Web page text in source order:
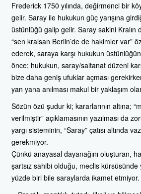
Frederick 1750 yılında, değirmenci bir
gelir. Saray ile hukukun güç yarışına
üstünlüğü galip gelir. Saray sakini Kralın
“sen kralsan Berlin’de de hakimler var”
ederek, saraya karşı hukukun
önce; hukukun, saray/saltanat düzeni
bize daha geniş ufuklar açması
yan yana anılması makul bir yaklaşım
Sözün özü şudur ki; kararlarının altına;
verilmiştir” açıklamasının yazılması da
yargı sisteminin, “Saray” çatısı altında
gerekmiyor.
Çünkü anayasal dayanağını oluşturan,
şartsız sahibi olduğu, meclis kürsüsünde
yüzde biri bile saraylarda ikamet etmiyor.